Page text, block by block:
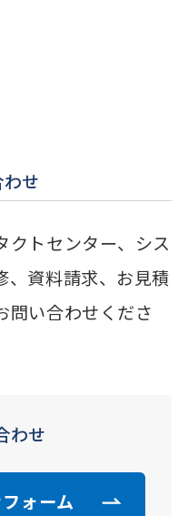
せ
クトセンター、シス
、資料請求、お見積
問い合わせくださ
わせ
ォーム